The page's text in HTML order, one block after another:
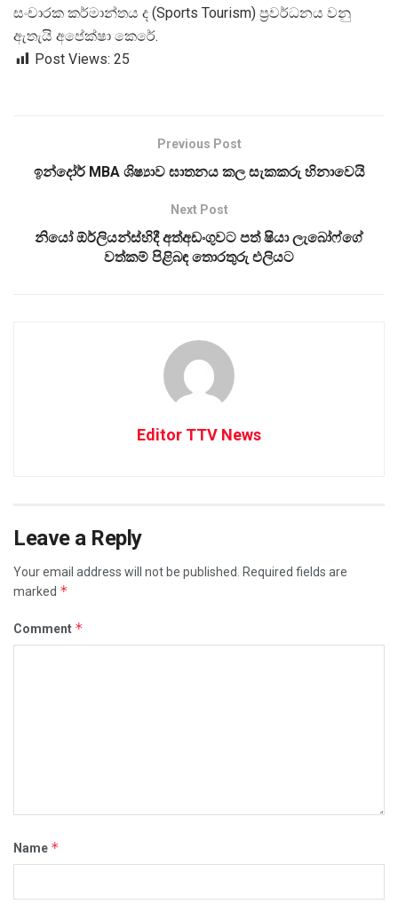
සංචාරක කර්මාන්තය ද (Sports Tourism) ප්රවර්ධනය වනු
ඇතැයි අපේක්ෂා කෙරේ.
Post Views: 25
Previous Post
ඉන්දෝර් MBA ශිෂ්‍යාව ඝාතනය කල සැකකරු හිනාවෙයි
Next Post
නියෝ ඕර්ලියන්ස්හිදී අත්අඩංගුවට පත් ෂියා ලැබෝෆ්ගේ
වත්කම් පිළිබඳ තොරතුරු එලියට
Editor TTV News
Leave a Reply
Your email address will not be published.
Required fields are
marked *
Comment *
Name *